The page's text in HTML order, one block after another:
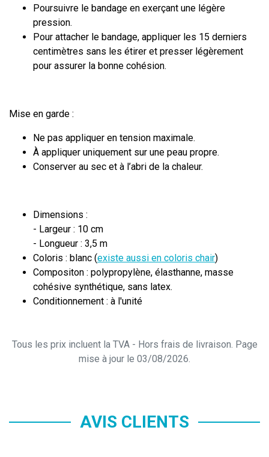
Poursuivre le bandage en exerçant une légère
pression.
Pour attacher le bandage, appliquer les 15 derniers
centimètres sans les étirer et presser légèrement
pour assurer la bonne cohésion.
Mise en garde :
Ne pas appliquer en tension maximale.
À appliquer uniquement sur une peau propre.
Conserver au sec et à l’abri de la chaleur.
Dimensions :
- Largeur : 10 cm
- Longueur : 3,5 m
Coloris : blanc (existe aussi en coloris chair)
Compositon : polypropylène, élasthanne, masse
cohésive synthétique, sans latex.
Conditionnement : à l'unité
Tous les prix incluent la TVA - Hors frais de livraison. Page
mise à jour le 03/08/2026.
AVIS CLIENTS